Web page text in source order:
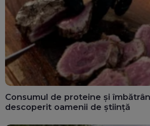
Consumul de proteine și
descoperit oamenii de știință